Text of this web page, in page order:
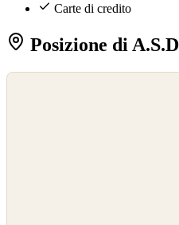
Carte di credito
Posizione di